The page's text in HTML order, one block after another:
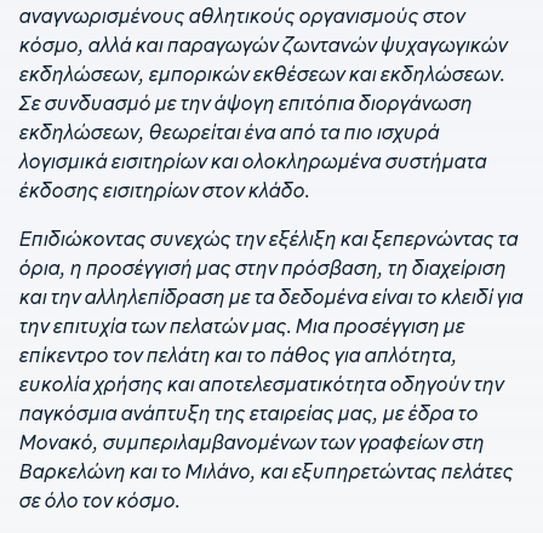
αναγνωρισμένους αθλητικούς οργανισμούς στον
κόσμο, αλλά και παραγωγών ζωντανών ψυχαγωγικών
εκδηλώσεων, εμπορικών εκθέσεων και εκδηλώσεων.
Σε συνδυασμό με την άψογη επιτόπια διοργάνωση
εκδηλώσεων, θεωρείται ένα από τα πιο ισχυρά
λογισμικά εισιτηρίων και ολοκληρωμένα συστήματα
έκδοσης εισιτηρίων στον κλάδο.
Επιδιώκοντας συνεχώς την εξέλιξη και ξεπερνώντας τα
όρια, η προσέγγισή μας στην πρόσβαση, τη διαχείριση
και την αλληλεπίδραση με τα δεδομένα είναι το κλειδί για
την επιτυχία των πελατών μας. Μια προσέγγιση με
επίκεντρο τον πελάτη και το πάθος για απλότητα,
ευκολία χρήσης και αποτελεσματικότητα οδηγούν την
παγκόσμια ανάπτυξη της εταιρείας μας, με έδρα το
Μονακό, συμπεριλαμβανομένων των γραφείων στη
Βαρκελώνη και το Μιλάνο, και εξυπηρετώντας πελάτες
σε όλο τον κόσμο.